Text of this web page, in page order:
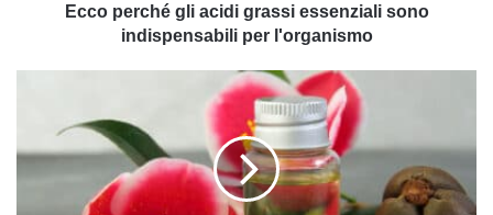
l'organismoEcco perché gli acidi grassi essenziali sono
indispensabili per l'organismo
toccasana
per